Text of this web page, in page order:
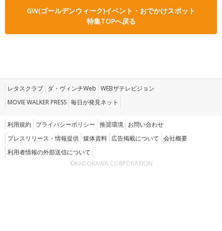
GW(ゴールデンウィーク)イベント・おでかけスポット
特集TOPへ戻る
レタスクラブ ダ・ヴィンチWeb WEBザテレビジョン
MOVIE WALKER PRESS 毎日が発見ネット
利用規約 プライバシーポリシー 推奨環境 お問い合わせ
プレスリリース・情報提供 媒体資料 広告掲載について 会社概要
利用者情報の外部送信について
©KADOKAWA CORPORATION